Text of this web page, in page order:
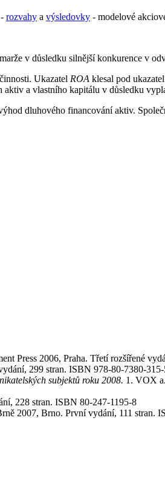
rozvahy a výsledovky - modelové
v důsledku silnější konkurence v
Ukazatel ROA klesal pod ukazatel
a vlastního kapitálu v důsledku
dluhového financování aktiv.
Press 2006, Praha. Třetí rozšířené
299 stran. ISBN 978-80-7380-
subjektů roku 2008. 1. VOX
228 stran. ISBN 80-247-1195-8
2007, Brno. První vydání, 111 stran.